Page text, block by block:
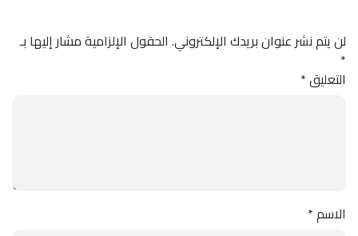
لن يتم نشر عنوان بريدك الإلكتروني. الحقول الإلزامية مشار إليها بـ
*
التعليق*
الاسم*